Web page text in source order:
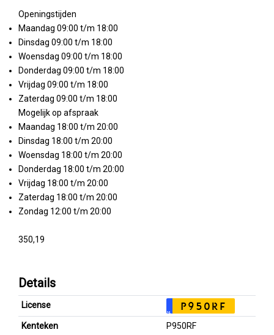
Openingstijden
Maandag 09:00 t/m 18:00
Dinsdag 09:00 t/m 18:00
Woensdag 09:00 t/m 18:00
Donderdag 09:00 t/m 18:00
Vrijdag 09:00 t/m 18:00
Zaterdag 09:00 t/m 18:00
Mogelijk op afspraak
Maandag 18:00 t/m 20:00
Dinsdag 18:00 t/m 20:00
Woensdag 18:00 t/m 20:00
Donderdag 18:00 t/m 20:00
Vrijdag 18:00 t/m 20:00
Zaterdag 18:00 t/m 20:00
Zondag 12:00 t/m 20:00
350,19
Details
License
NL P950RF
Kenteken
P950RF